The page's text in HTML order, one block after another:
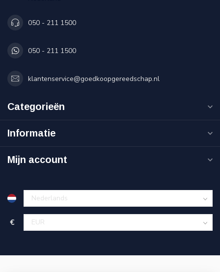
050 - 211 1500
050 - 211 1500
klantenservice@goedkoopgereedschap.nl
Categorieën
Informatie
Mijn account
€